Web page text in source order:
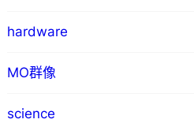
hardware
MO群像
science